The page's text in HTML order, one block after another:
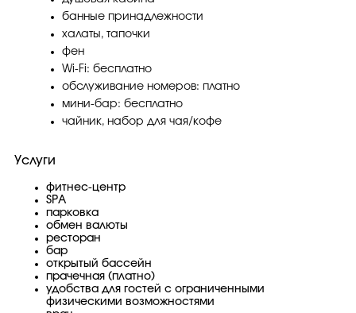
банные принадлежности
халаты, тапочки
фен
Wi-Fi: бесплатно
обслуживание номеров: платно
мини-бар: бесплатно
чайник, набор для чая/кофе
Услуги
фитнес-центр
SPA
парковка
обмен валюты
ресторан
бар
открытый бассейн
прачечная (платно)
удобства для гостей с ограниченными
физическими возможностями